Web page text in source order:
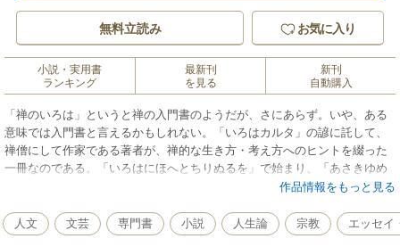
無料立読み お気に入り
小説・実用書
ランキング
最新刊
を見る
新刊
自動購入
「禅のいろは」というと禅の入門書のようだが、さにあらず。いや、ある
意味では入門書と言えるかもしれない。「いろはカルタ」の諺に託して、
禅僧にして作家である著者が、禅的な生き方・考え方へのヒントを綴った
一冊なのである。「いろはにほへとちりぬるを」で始まり、「あさきゆめ
みしえひもせす」と終わる「いろは歌」は、同じかなを一度も使わずに、
のだ。江戸の庶民たちは、それに口承された諺を頭文字ごとに一つずつ当
てはめることで、「いろはカルタ」を生み出した。「い：犬も歩けば棒に
作品情報をもっと見る
人文 文芸 専門書 小説 人生論 宗教 エッセイ